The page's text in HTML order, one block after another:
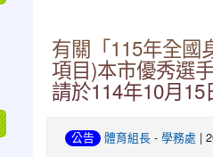
有關「115年全國
項目)本市優秀選
請於114年10月
公告 體育組長 - 學務處 |